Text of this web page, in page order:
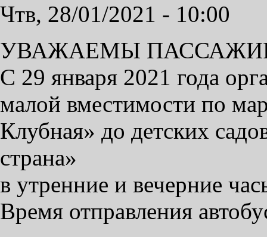
Чтв, 28/01/2021 - 10:00
УВАЖАЕМЫ
С 29 января 2021 года
малой вместимости по
Клубная» до детских
страна»
в утренние и вечерние
Время отправления